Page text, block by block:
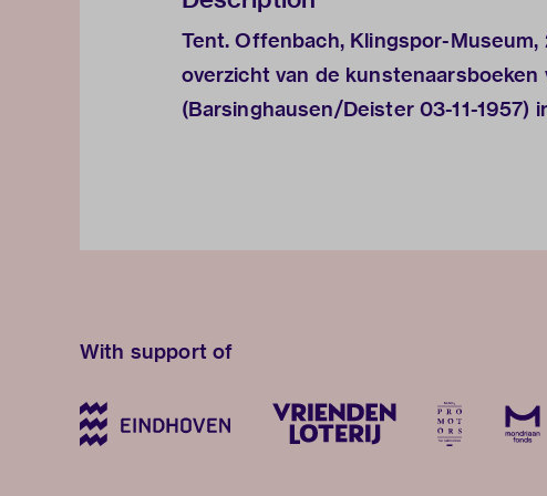
Tent. Offenbach, Klingspor-
overzicht van de
(Barsinghausen/Deister 03-11-1957)
With support of